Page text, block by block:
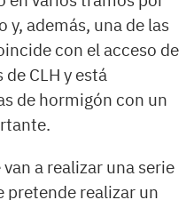
además, una de las
con el acceso de
CLH y está
de hormigón con un
a realizar una serie
pretende realizar un